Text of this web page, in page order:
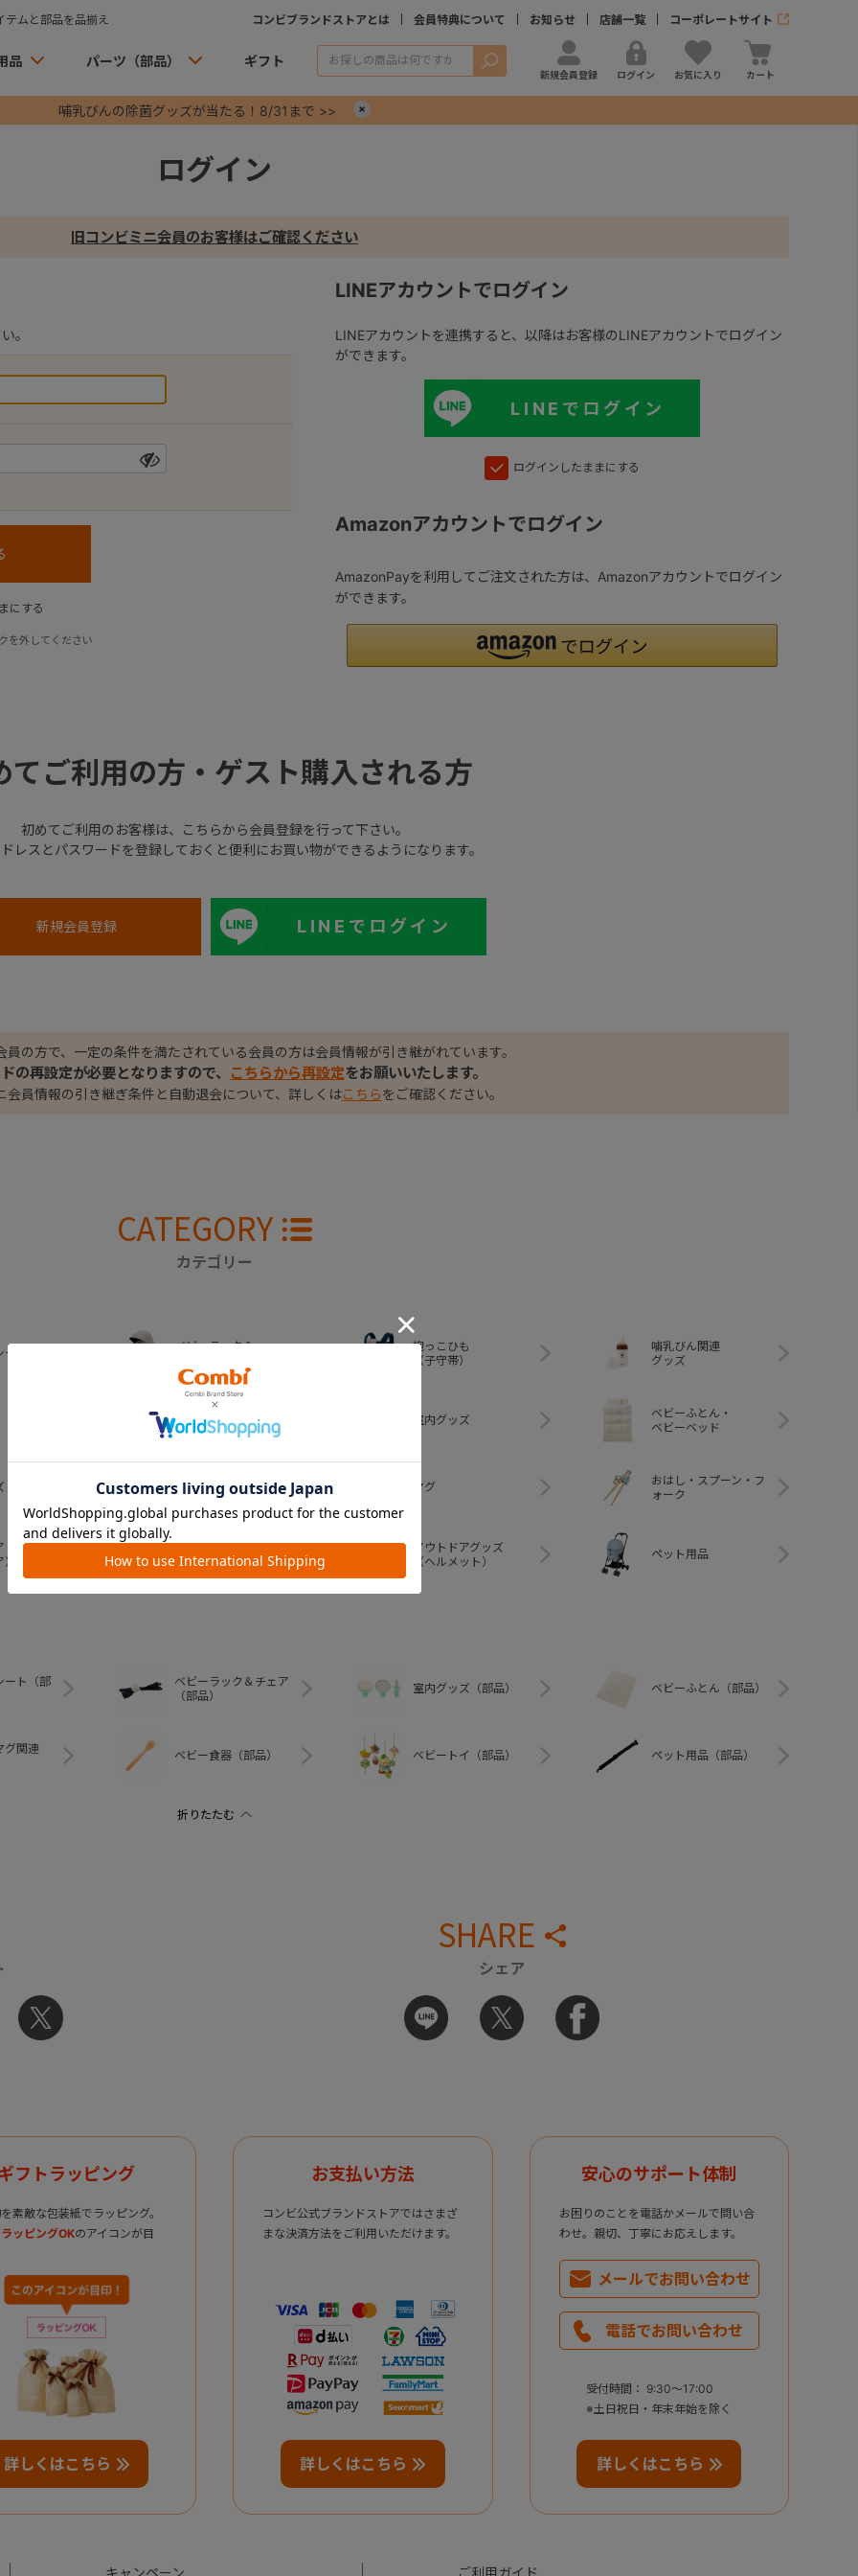
ムと部品を品揃え コンビブランドストアとは 会員特典について お知らせ 店舗一覧 コーポレートサイト
品 パーツ（部品） ギフト 検索
新規会員登録 ログイン お気に入り カート
哺乳びんの除菌グッズが当たる！8/31まで >>
ログイン
旧コンビミニ会員のお客様はご確認ください
。
にする
を外してください
LINEアカウントでログイン
LINEアカウントを連携すると、以降はお客様のLINEアカウントでログイン
ができます。
LINEでログイン
ログインしたままにする
Amazonアカウントでログイン
AmazonPayを利用してご注文された方は、Amazonアカウントでログイン
ができます。
てご利用の方・ゲスト購入される方
初めてご利用のお客様は、こちらから会員登録を行って下さい。
レスとパスワードを登録しておくと便利にお買い物ができるようになります。
LINEでログイン
員の方で、一定の条件を満たされている会員の方は会員情報が引き継がれています。
の再設定が必要となりますので、 こちらから再設定をお願いいたします。
会員情報の引き継ぎ条件と自動退会について、詳しくはこちらをご確認ください。
CATEGORY
カテゴリー
ト
ベビーラック＆
抱っこひも
（子守帯）
哺乳びん関連
グッズ
おむつ・
トイレグッズ
室内グッズ
ベビーふとん・
ベビーベッド
ベビー食器 マグ
おはし・スプーン・フ
ォーク
ベビートイ
アウトドアグッズ
（ヘルメット）
ペット用品
ート（部
ベビーラック＆チェア
（部品）
室内グッズ（部品） ベビーふとん（部品）
グ関連
ベビー食器（部品） ベビートイ（部品） ペット用品（部品）
SHARE
シェア
フトラッピング
素敵な包装紙でラッピング。
ッピングOKのアイコンが目
詳しくはこちら
お支払い方法
コンビ公式ブランドストアではさまざ
まな決済方法をご利用いただけます。
詳しくはこちら
安心のサポート体制
お困りのことを電話かメールで問い合
わせ。親切、丁寧にお応えします。
メールでお問い合わせ
電話でお問い合わせ
受付時間： 9:30～17:00
※土日祝日・年末年始を除く
詳しくはこちら
キャンペーン ご利用ガイド